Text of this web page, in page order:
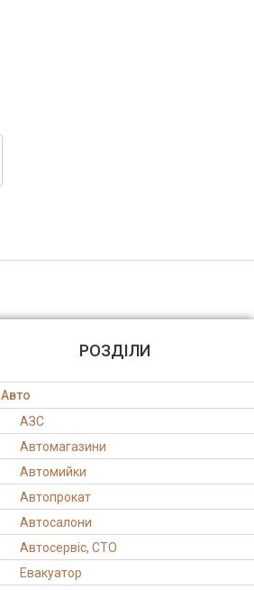
РОЗДІЛИ
Авто
АЗС
Автомагазини
Автомийки
Автопрокат
Автосалони
Автосервіс, СТО
Евакуатор